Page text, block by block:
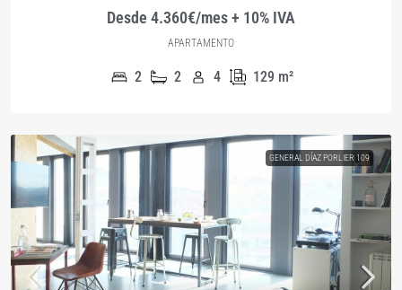
Desde 4.360€/mes + 10% IVA
APARTAMENTO
2 2 4 129 m²
GENERAL DÍAZ PORLIER 109